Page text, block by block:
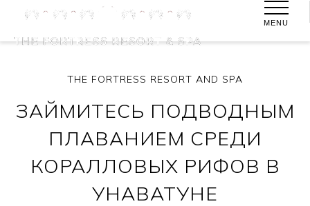
MENU
THE FORTRESS RESORT AND SPA
ЗАЙМИТЕСЬ ПОДВОДНЫМ
ПЛАВАНИЕМ СРЕДИ
КОРАЛЛОВЫХ РИФОВ В
УНАВАТУНЕ